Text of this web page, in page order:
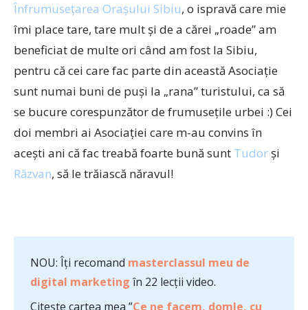
Înfrumuseţarea Oraşului Sibiu, o ispravă care mie
îmi place tare, tare mult şi de a cărei „roade” am
beneficiat de multe ori când am fost la Sibiu,
pentru că cei care fac parte din această Asociaţie
sunt numai buni de puşi la „rana” turistului, ca să
se bucure corespunzător de frumuseţile urbei :) Cei
doi membri ai Asociaţiei care m-au convins în
aceşti ani că fac treabă foarte bună sunt Tudor şi
Răzvan, să le trăiască năravul!
NOU: Îți recomand masterclassul meu de
digital marketing în 22 lecții video.
Citește cartea mea ”Ce ne facem, domle, cu